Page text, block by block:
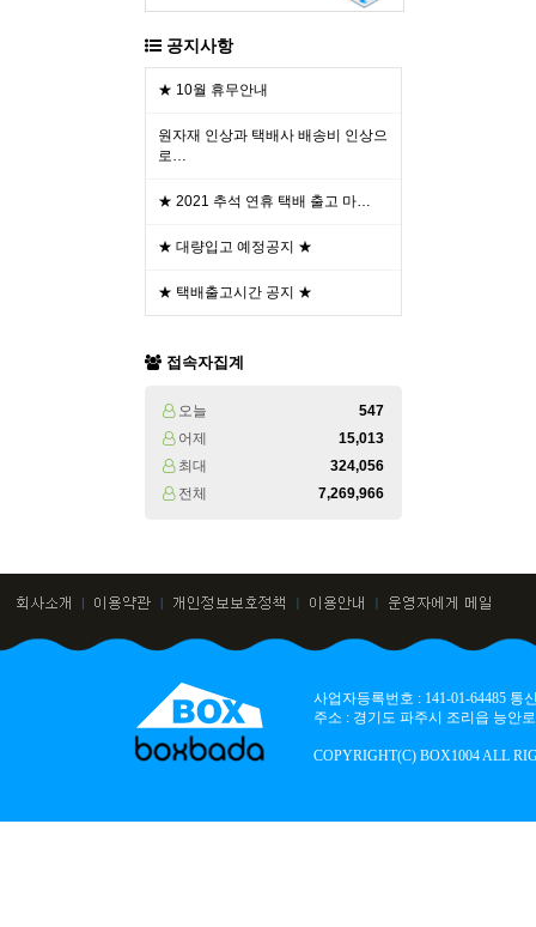
공지사항
★ 10월 휴무안내
원자재 인상과 택배사 배송비 인상으
로…
★ 2021 추석 연휴 택배 출고 마…
★ 대량입고 예정공지 ★
★ 택배출고시간 공지 ★
접속자집계
오늘
547
어제
15,013
최대
324,056
전체
7,269,966
사업자등록번호 : 141-01-64485
주소 : 경기도 파주시 조리읍 능안
COPYRIGHT(C) BOX1004 ALL